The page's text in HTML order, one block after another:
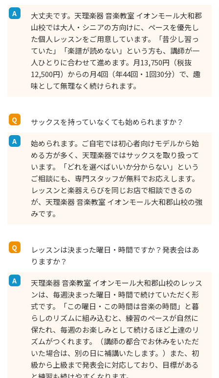
大丈夫です。天理楽器 音楽教室 イオンモール大和郡
山校では大人・シニアの方向けに、ペースを優先し
た個人レッスンをご用意しています。「昔少し習っ
ていた」「楽譜が読めない」という方も、講師が一
人ひとりに合わせて進めます。月13,750円（税抜
12,500円）からの月4回（年44回・1回30分）で、趣
味として無理なく続けられます。
サックスを持っていなくても始められますか？
始められます。ご自宅では初心者向けモデルから始
める方が多く、天理楽器ではサックスを取り扱って
います。「どれを選べばいいか分からない」という
ご相談にも、専門スタッフが無料でお応えします。
レッスンと楽器えらびを同じお店で相談できるの
が、天理楽器 音楽教室 イオンモール大和郡山校の強
みです。
レッスンは決まった曜日・時間ですか？発表会はあ
りますか？
天理楽器 音楽教室 イオンモール大和郡山校のレッス
ンは、毎週決まった曜日・時間で続けていただく形
式です。「この曜日・この時間は音楽の時間」と暮
らしのリズムに組み込むと、練習のペースが自然に
保たれ、毎週のお楽しみとして続けるほど上達のリ
ズムがつくれます。（講師の都合でお休みをいただ
いた場合は、別の日に補講いたします。）また、初
級から上級まで発表会に対応しており、目標がある